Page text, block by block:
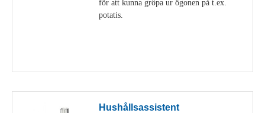
för att kunna gröpa ur ögonen på t.ex.
potatis.
Hushållsassistent